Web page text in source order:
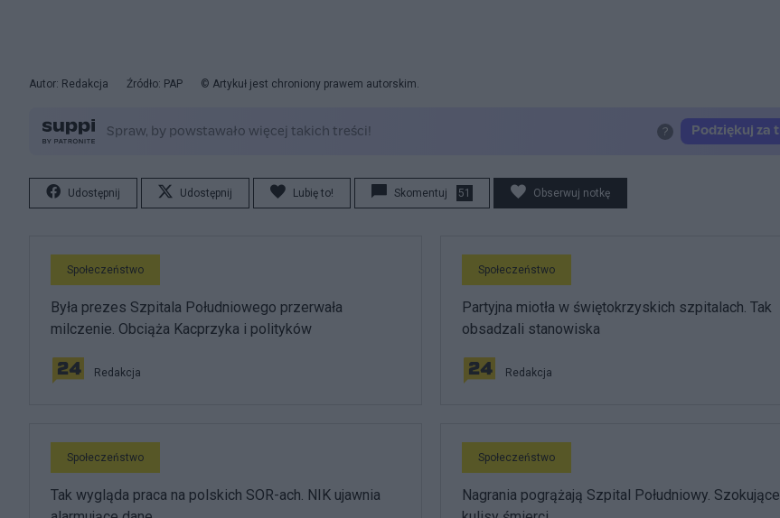
Autor: Redakcja Źródło: PAP © Artykuł jest chroniony prawem autorskim.
Udostępnij Udostępnij Lubię to! Skomentuj 51 Obserwuj notkę
Społeczeństwo
Była prezes Szpitala Południowego przerwała
milczenie. Obciąża Kacprzyka i polityków
Redakcja
Społeczeństwo
Partyjna miotła w świętokrzyskich szpitalach. Tak
obsadzali stanowiska
Redakcja
Społeczeństwo
Tak wygląda praca na polskich SOR-ach. NIK ujawnia
Społeczeństwo
Nagrania pogrążają Szpital Południowy. Szokujące